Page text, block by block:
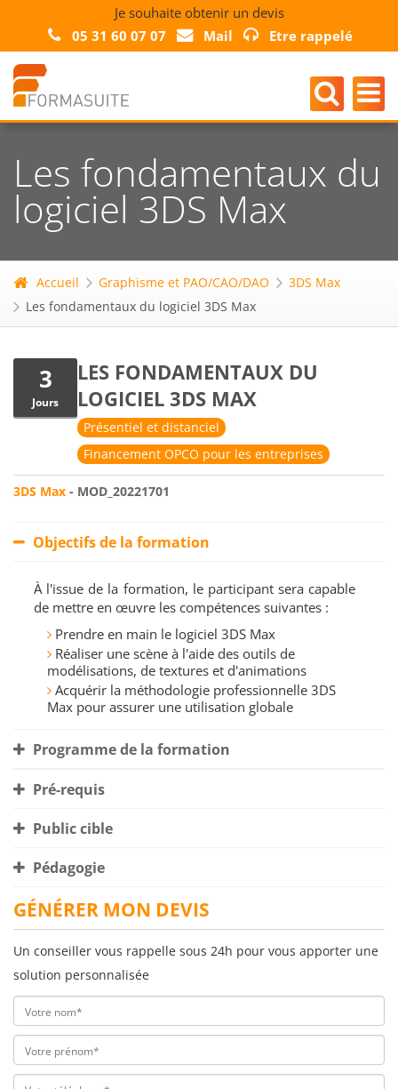
Je souhaite obtenir un devis
05 31 60 07 07
Mail Etre rappelé
Les fondamentaux du
logiciel 3DS Max
Accueil Graphisme et PAO/CAO/DAO
3DS Max
Les fondamentaux du logiciel 3DS Max
3
Jours
LES FONDAMENTAUX DU
LOGICIEL 3DS MAX
Présentiel et distanciel
Financement OPCO pour les entreprises
3DS Max - MOD_20221701
Objectifs de la formation
À l'issue de la formation, le participant sera capable
de mettre en œuvre les compétences suivantes :
Prendre en main le logiciel 3DS Max
Réaliser une scène à l'aide des outils de
modélisations, de textures et d'animations
Acquérir la méthodologie professionnelle 3DS
Max pour assurer une utilisation globale
Programme de la formation
Pré-requis
Public cible
Pédagogie
GÉNÉRER MON DEVIS
Un conseiller vous rappelle sous 24h pour vous apporter une
solution personnalisée